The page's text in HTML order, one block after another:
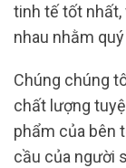
tinh tế tốt nhất,
nhau nhằm
Chúng chúng
chất lượng
phẩm của bên
cầu của người